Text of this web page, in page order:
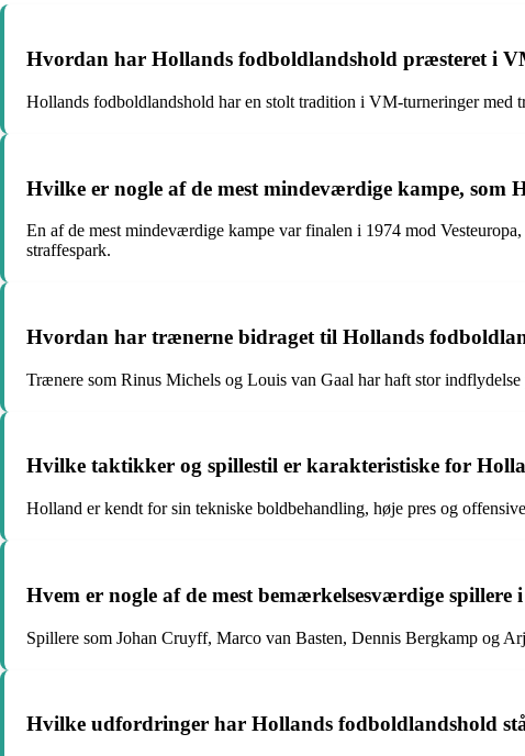
Hvordan har Hollands fodboldlandshold præsteret i
Hollands fodboldlandshold har en stolt tradition i VM-turneringer med
Hvilke er nogle af de mest mindeværdige kampe,
En af de mest mindeværdige kampe var finalen i 1974 mod
straffespark.
Hvordan har trænerne bidraget til Hollands
Trænere som Rinus Michels og Louis van Gaal har haft stor
Hvilke taktikker og spillestil er karakteristiske for
Holland er kendt for sin tekniske boldbehandling, høje pres og
Hvem er nogle af de mest bemærkelsesværdige
Spillere som Johan Cruyff, Marco van Basten, Dennis Bergkamp og
Hvilke udfordringer har Hollands fodboldlandshold